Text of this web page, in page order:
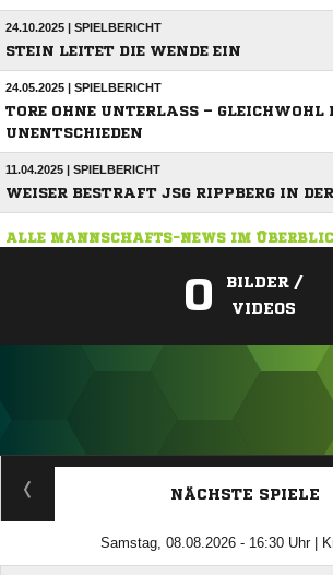
24.10.2025 | SPIELBERICHT
STEIN LEITET DIE WENDE EIN
24.05.2025 | SPIELBERICHT
TORE OHNE UNTERLASS – GLEICHWOHL
UNENTSCHIEDEN
11.04.2025 | SPIELBERICHT
WEISER BESTRAFT JSG RIPPBERG IN
ALLE MANNSCHAFTS-NEWS IM
0
BILDER /
VIDEOS
ANZEIGE
NÄCHSTE SPIELE
Samstag, 08.08.2026 - 16:30 Uhr |